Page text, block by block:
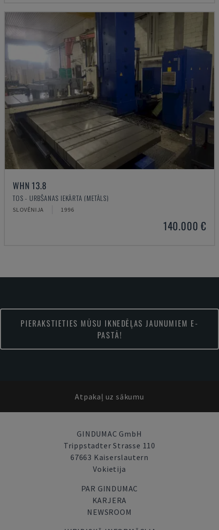
WHN 13.8
TOS - URBŠANAS IEKĀRTA (METĀLS)
SLOVĒNIJA 1996
140.000 €
PIERAKSTIETIES MŪSU IKNEDĒĻAS JAUNUMIEM E-
PASTĀ!
Atpakaļ uz sākumu
GINDUMAC GmbH
Trippstadter Strasse 110
67663 Kaiserslautern
Vokietija
PAR GINDUMAC
KARJERA
NEWSROOM